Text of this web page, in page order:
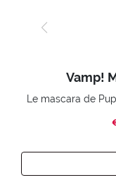
Vamp!